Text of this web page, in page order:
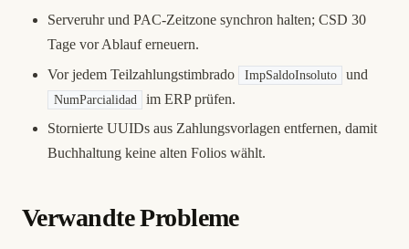
Serveruhr und PAC-Zeitzone synchron halten; CSD 30
Tage vor Ablauf erneuern.
Vor jedem Teilzahlungstimbrado
ImpSaldoInsoluto und
NumParcialidad
im ERP prüfen.
Stornierte UUIDs aus Zahlungsvorlagen entfernen, damit
Buchhaltung keine alten Folios wählt.
Verwandte Probleme